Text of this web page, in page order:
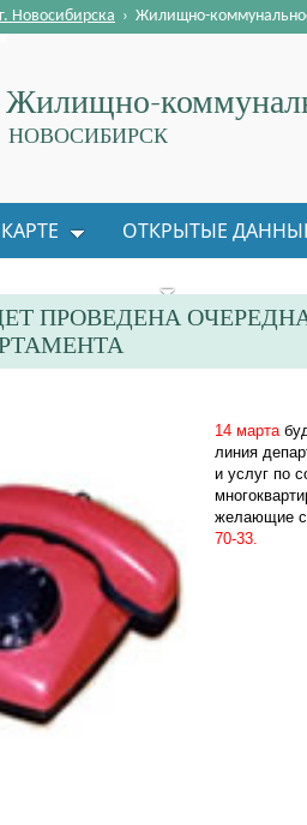
Жилищно-
НОВОСИБИРСК
Новосибирска › Жилищно-
ОТКРЫТЫЕ
ОРГАНИЗАЦИИ
ПРОВЕДЕНА
14 марта
линия
и услуг по
желающие
70-33.